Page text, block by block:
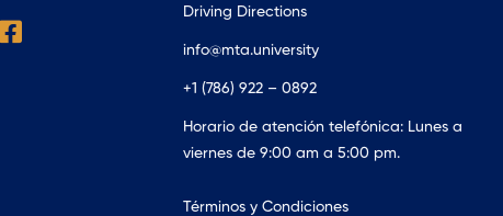
Driving Directions
info@mta.university
+1 (786) 922 – 0892
Horario de atención telefónica: Lunes a
viernes de 9:00 am a 5:00 pm.
Términos y Condiciones